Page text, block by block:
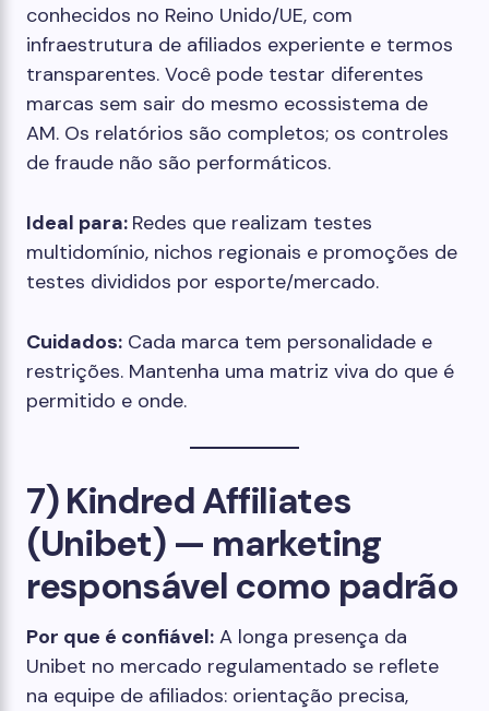
conhecidos no Reino Unido/UE, com
infraestrutura de afiliados experiente e termos
transparentes. Você pode testar diferentes
marcas sem sair do mesmo ecossistema de
AM. Os relatórios são completos; os controles
de fraude não são performáticos.
Ideal para: Redes que realizam testes
multidomínio, nichos regionais e promoções de
testes divididos por esporte/mercado.
Cuidados: Cada marca tem personalidade e
restrições. Mantenha uma matriz viva do que é
permitido e onde.
7) Kindred Affiliates
(Unibet) — marketing
responsável como padrão
Por que é confiável: A longa presença da
Unibet no mercado regulamentado se reflete
na equipe de afiliados: orientação precisa,